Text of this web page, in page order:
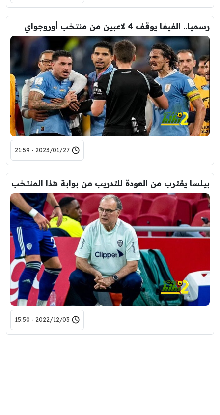
رسميا.. الفيفا يوقف 4 لاعبين من منتخب أوروجواي
2023/01/27 - 21:59
بيلسا يقترب من العودة للتدريب من بوابة هذا المنتخب
2022/12/03 - 15:50